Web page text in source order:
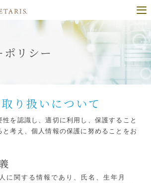
ポリシー
り扱いについて
を認識し、適切に利用し、保護すること
と考え、個人情報の保護に努めることをお
に関する情報であり、氏名、生年月